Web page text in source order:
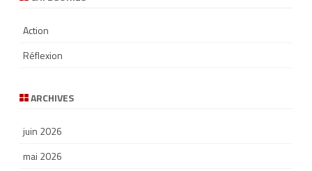
Action
Réflexion
ARCHIVES
juin 2026
mai 2026